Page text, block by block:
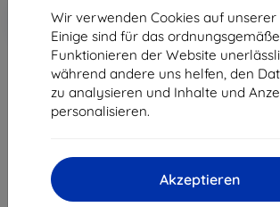
Wir verwenden Cookies auf unserer
Einige sind für das ordnungsgemäße
Funktionieren der Website
während andere uns helfen, den
zu analysieren und Inhalte und
personalisieren.
Akzeptieren
-10%
Rabatt mit Gutschein
EXTRA10
Auf Lager > 5 Stk.
In den Warenkorb